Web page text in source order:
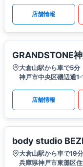
店舗情報
GRANDSTONE
大倉山駅から車で5分
神戸市中央区磯辺通
店舗情報
body studio
大倉山駅から車で19分
兵庫県神戸市東灘区